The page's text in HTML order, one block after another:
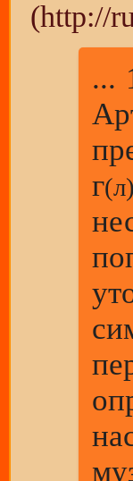
...
г(л)